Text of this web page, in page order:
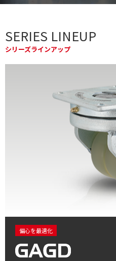
SERIES LINEUP
シリーズラインアップ
偏心を最適化